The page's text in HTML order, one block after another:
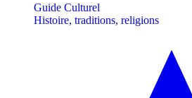
Guide Culturel
Histoire, traditions, religions